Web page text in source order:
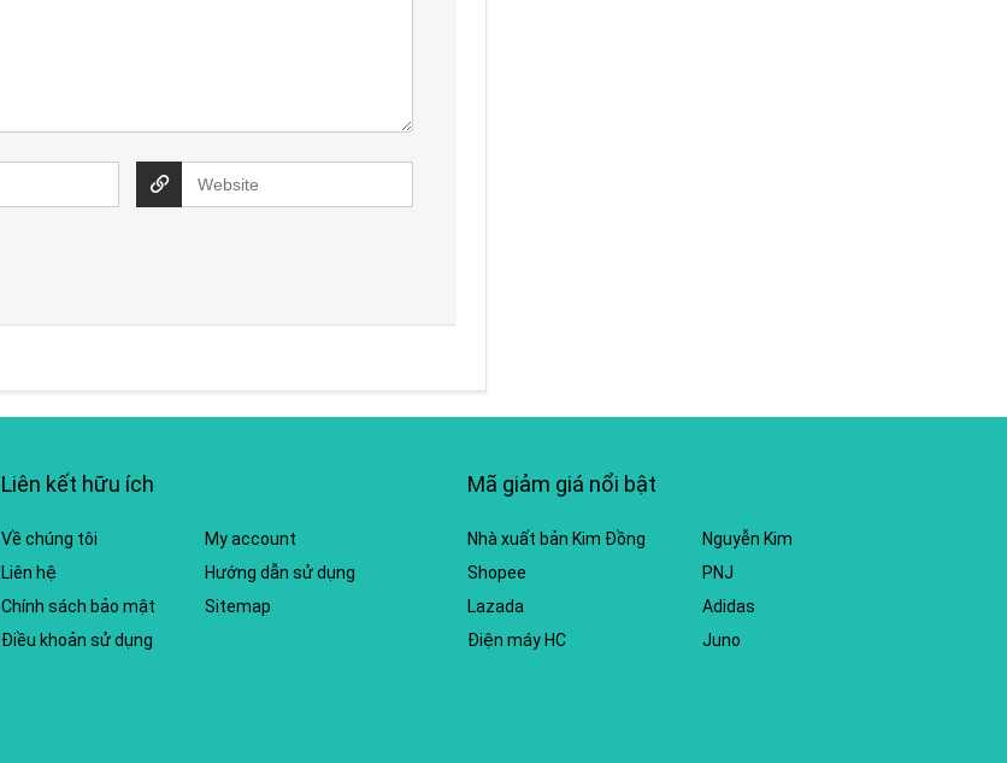
Liên kết hữu ích
Về chúng tôi
Liên hệ
Chính sách bảo mật
Điều khoản sử dụng
My account
Hướng dẫn sử dụng
Sitemap
Mã giảm giá nổi bật
Nhà xuất bản Kim Đồng
Shopee
Lazada
Điện máy HC
Nguyễn Kim
PNJ
Adidas
Juno